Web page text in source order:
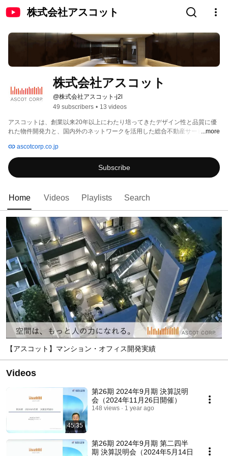
株式会社アスコット
株式会社アスコット
@株式会社アスコット-j2l
49 subscribers • 13 videos
アスコットは、創業以来20年以上にわたり培ってきたデザイン性と品質に優
れた物件開発力と、国内外のネットワークを活用した総合不動産サービスプ
...more
ascotcorp.co.jp
Subscribe
Home Videos Playlists Search
【アスコット】マンション・オフィス開発実績
Videos
45:35
第26期 2024年9月期 決算説明
会（2024年11月26日開催）
148 views 1 year ago
第26期 2024年9月期 第二四半
期 決算説明会（2024年5月14日